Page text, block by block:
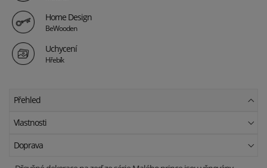
Home Design
BeWooden
Uchycení
Hřebík
Přehled
Vlastnosti
Doprava